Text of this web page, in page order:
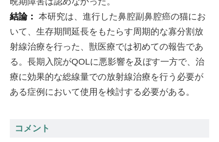
結論： 本研究は、進行した鼻腔副鼻腔癌の猫にお
いて、生存期間延長をもたらす周期的な寡分割放
射線治療を行った、獣医療では初めての報告であ
る。長期入院がQOLに悪影響を及ぼす一方で、治
療に効果的な総線量での放射線治療を行う必要が
ある症例において使用を検討する必要がある。
コメント